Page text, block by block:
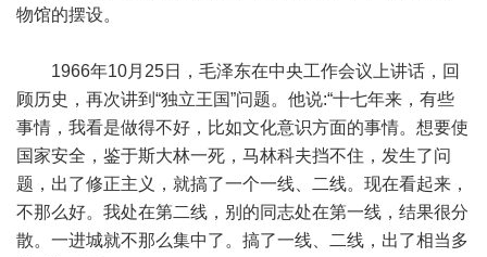
物馆的摆设。
1966年10月25日，毛泽东在中央工作会议上讲话，回
顾历史，再次讲到“独立王国”问题。他说:“十七年来，有些
事情，我看是做得不好，比如文化意识方面的事情。想要使
国家安全，鉴于斯大林一死，马林科夫挡不住，发生了问
题，出了修正主义，就搞了一个一线、二线。现在看起来，
不那么好。我处在第二线，别的同志处在第一线，结果很分
散。一进城就不那么集中了。搞了一线、二线，出了相当多